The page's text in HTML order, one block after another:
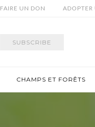
FAIRE UN DON
SUBSCRIBE
CHAMPS ET FORÊTS